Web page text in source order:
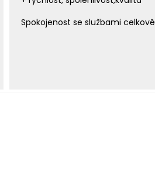
Spokojenost se službami celkově